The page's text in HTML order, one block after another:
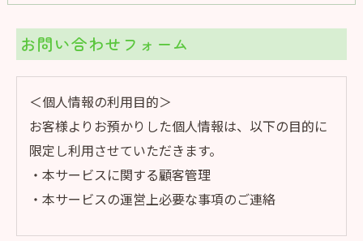
お問い合わせフォーム
＜個人情報の利用目的＞
お客様よりお預かりした個人情報は、以下の目的に
限定し利用させていただきます。
・本サービスに関する顧客管理
・本サービスの運営上必要な事項のご連絡